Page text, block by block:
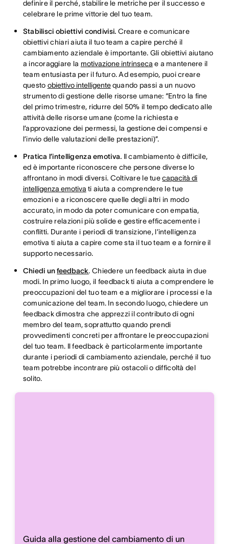
definire il perché, stabilire le metriche per il successo e
celebrare le prime vittorie del tuo team.
Stabilisci obiettivi condivisi. Creare e comunicare
obiettivi chiari aiuta il tuo team a capire perché il
cambiamento aziendale è importante. Gli obiettivi aiutano
a incoraggiare la motivazione intrinseca e a mantenere il
team entusiasta per il futuro. Ad esempio, puoi creare
questo obiettivo intelligentequando passi a un nuovo
strumento di gestione delle risorse umane: “Entro la fine
del primo trimestre, ridurre del 50% il tempo dedicato alle
attività delle risorse umane (come la richiesta e
l’approvazione dei permessi, la gestione dei compensi e
l’invio delle valutazioni delle prestazioni)”.
Pratica l’intelligenza emotiva. Il cambiamento è difficile,
ed è importante riconoscere che persone diverse lo
affrontano in modi diversi. Coltivare le tuecapacità di
intelligenza emotiva ti aiuta a comprendere le tue
emozioni e a riconoscere quelle degli altri in modo
accurato, in modo da poter comunicare con empatia,
costruire relazioni più solide e gestire efficacemente i
conflitti. Durante i periodi di transizione, l’intelligenza
emotiva ti aiuta a capire come sta il tuo team e a fornire il
supporto necessario.
Chiedi unfeedback. Chiedere un feedback aiuta in due
modi. In primo luogo, il feedback ti aiuta a comprendere le
preoccupazioni del tuo team e a migliorare i processi e la
comunicazione del team. In secondo luogo, chiedere un
feedback dimostra che apprezzi il contributo di ogni
membro del team, soprattutto quando prendi
provvedimenti concreti per affrontare le preoccupazioni
del tuo team. Il feedback è particolarmente importante
durante i periodi di cambiamento aziendale, perché il tuo
team potrebbe incontrare più ostacoli o difficoltà del
solito.
Guida alla gestione del cambiamento di un